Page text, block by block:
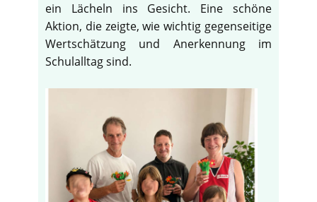
ein Lächeln ins Gesicht. Eine schöne
Aktion, die zeigte, wie wichtig gegenseitige
Wertschätzung und Anerkennung im
Schulalltag sind.